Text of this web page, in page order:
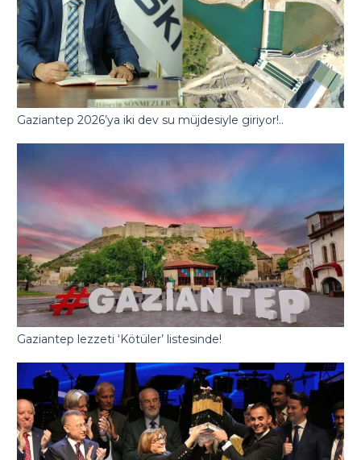
Gaziantep 2026’ya iki dev su müjdesiyle giriyor!..
Gaziantep lezzeti ‘Kötüler’ listesinde!